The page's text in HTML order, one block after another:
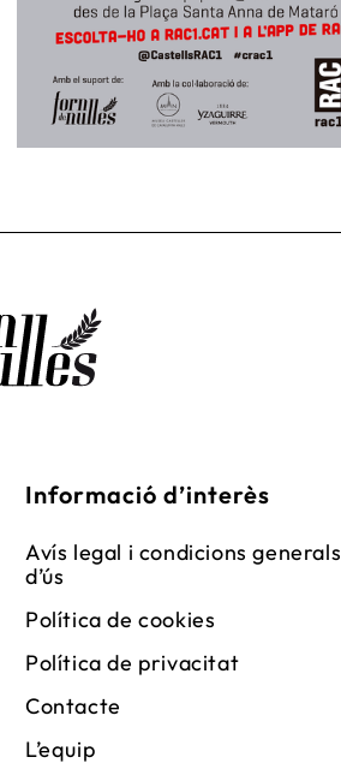
Informació d’interès
Avís legal i condicions generals
d’ús
Política de cookies
Política de privacitat
Contacte
L’equip